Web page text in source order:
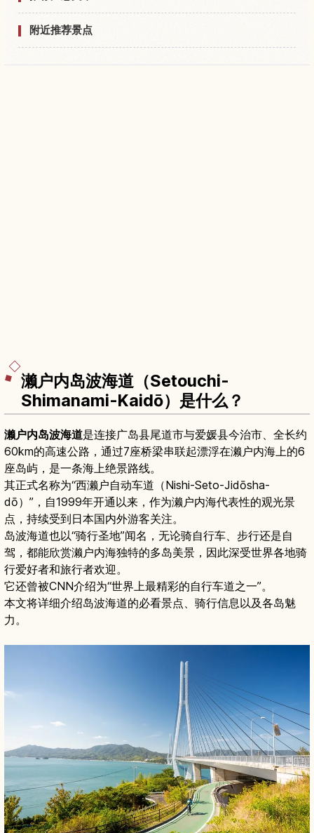
附近推荐景点
濑户内岛波海道（Setouchi-
Shimanami-Kaidō）是什么？
濑户内岛波海道是连接广岛县尾道市与爱媛县今治市、全长约
60km的高速公路，通过7座桥梁串联起漂浮在濑户内海上的6
座岛屿，是一条海上绝景路线。
其正式名称为“西濑户自动车道（Nishi-Seto-Jidōsha-
dō）”，自1999年开通以来，作为濑户内海代表性的观光景
点，持续受到日本国内外游客关注。
岛波海道也以“骑行圣地”闻名，无论骑自行车、步行还是自
驾，都能欣赏濑户内海独特的多岛美景，因此深受世界各地骑
行爱好者和旅行者欢迎。
它还曾被CNN介绍为“世界上最精彩的自行车道之一”。
本文将详细介绍岛波海道的必看景点、骑行信息以及各岛魅
力。